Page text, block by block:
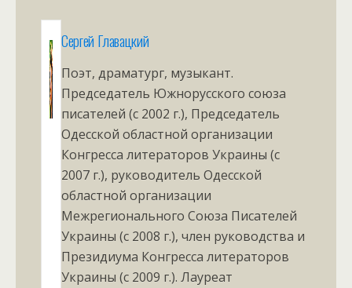
Сергей Главацкий
Поэт, драматург, музыкант.
Председатель Южнорусского союза
писателей (с 2002 г.), Председатель
Одесской областной организации
Конгресса литераторов Украины (с
2007 г.), руководитель Одесской
областной организации
Межрегионального Союза Писателей
Украины (с 2008 г.), член руководства и
Президиума Конгресса литераторов
Украины (с 2009 г.). Лауреат